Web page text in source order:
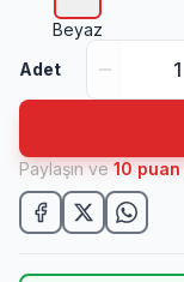
Beyaz
Adet
Paylaşın ve10puan